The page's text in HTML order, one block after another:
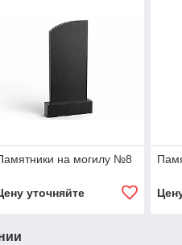
на могилу №8
уточняйте